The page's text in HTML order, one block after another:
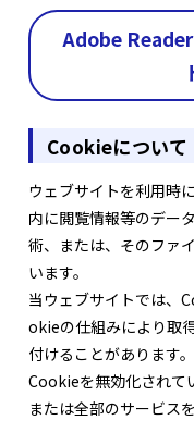
Adobe Reader
Cookieについて
ウェブサイトを利用時
内に閲覧情報等のデー
術、または、そのファ
います。
当ウェブサイトでは、
okieの仕組みにより取
付けることがあります。
Cookieを無効化されて
または全部のサービス